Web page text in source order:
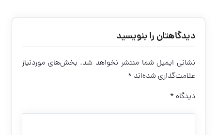
دیدگاهتان را بنویسید
نشانی ایمیل شما منتشر نخواهد شد. بخش‌های موردنیاز
علامت‌گذاری شده‌اند *
دیدگاه *